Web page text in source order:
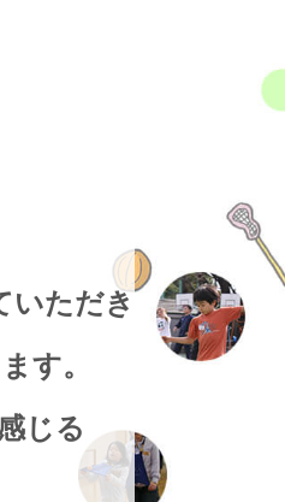
いただき
す。
じる